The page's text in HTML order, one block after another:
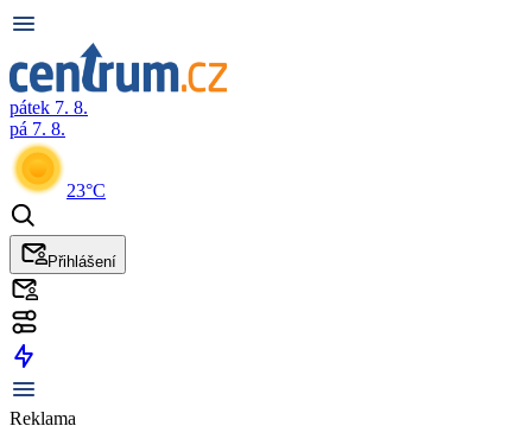
pátek 7. 8.
pá 7. 8.
23°C
Přihlášení
Reklama